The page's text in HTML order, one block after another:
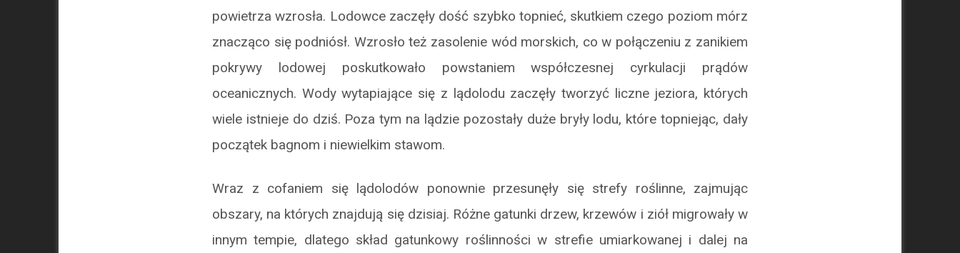
powietrza wzrosła. Lodowce zaczęły dość szybko topnieć, skutkiem czego poziom mórz
znacząco się podniósł. Wzrosło też zasolenie wód morskich, co w połączeniu z zanikiem
pokrywy lodowej poskutkowało powstaniem współczesnej cyrkulacji prądów
oceanicznych. Wody wytapiające się z lądolodu zaczęły tworzyć liczne jeziora, których
wiele istnieje do dziś. Poza tym na lądzie pozostały duże bryły lodu, które topniejąc, dały
początek bagnom i niewielkim stawom.
Wraz z cofaniem się lądolodów ponownie przesunęły się strefy roślinne, zajmując
obszary, na których znajdują się dzisiaj. Różne gatunki drzew, krzewów i ziół migrowały w
innym tempie, dlatego skład gatunkowy roślinności w strefie umiarkowanej i dalej na